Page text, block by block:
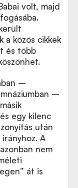
volt, majd
a közös cikkek
és több
–
–
egy kilenc
után
A
nem
át is